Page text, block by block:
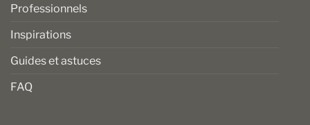
Professionnels
Inspirations
Guides et astuces
FAQ